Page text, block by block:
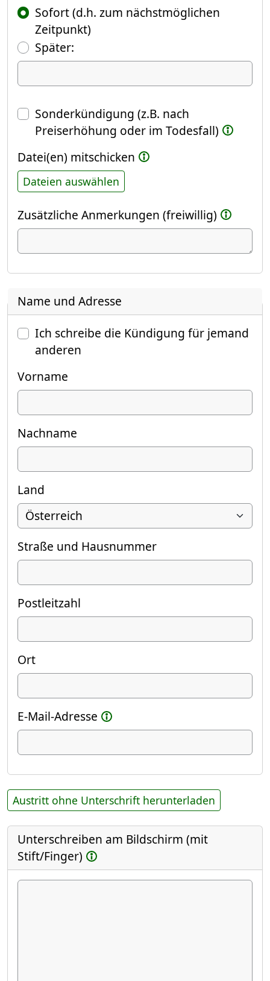
Sofort (d.h. zum nächstmöglichen
Zeitpunkt)
Später:(Fokus springt automatisch ins
Datum
Sonderkündigung (z.B. nach
Preiserhöhung oder im Todesfall)
Datei(en) mitschicken
Dateien auswählen
Zusätzliche Anmerkungen (freiwillig)
Name und Adresse
Ich schreibe die Kündigung für jemand
anderen
Vorname
Nachname
Land
Straße und Hausnummer
Postleitzahl
Ort
E-Mail-Adresse
Austritt ohne Unterschrift herunterladen
Unterschreiben am Bildschirm (mit
Stift/Finger)